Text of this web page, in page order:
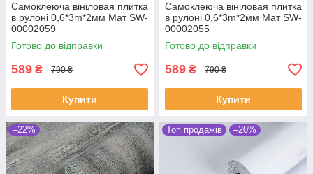
Самоклеюча вініловая плитка
в рулоні 0,6*3m*2мм Мат SW-
00002059
Готово до відправки
589 ₴ 790 ₴
Купити
Самоклеюча вініловая плитка
в рулоні 0,6*3m*2мм Мат SW-
00002055
Готово до відправки
589 ₴ 790 ₴
Купити
–22% Топ продажів –20%